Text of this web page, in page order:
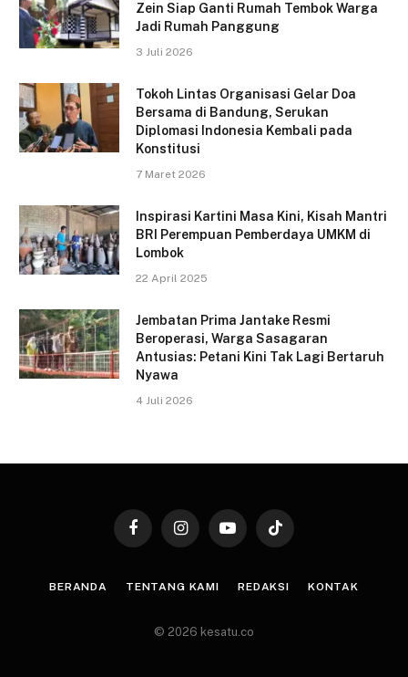
Zein Siap Ganti Rumah Tembok Warga
Jadi Rumah Panggung
3 Juli 2026
Tokoh Lintas Organisasi Gelar Doa
Bersama di Bandung, Serukan
Diplomasi Indonesia Kembali pada
Konstitusi
7 Maret 2026
Inspirasi Kartini Masa Kini, Kisah Mantri
BRI Perempuan Pemberdaya UMKM di
Lombok
22 April 2025
Jembatan Prima Jantake Resmi
Beroperasi, Warga Sasagaran
Antusias: Petani Kini Tak Lagi Bertaruh
Nyawa
4 Juli 2026
FacebookInstagramYouTubeTikTok
BERANDA TENTANG KAMI REDAKSI KONTAK
© 2026 kesatu.co